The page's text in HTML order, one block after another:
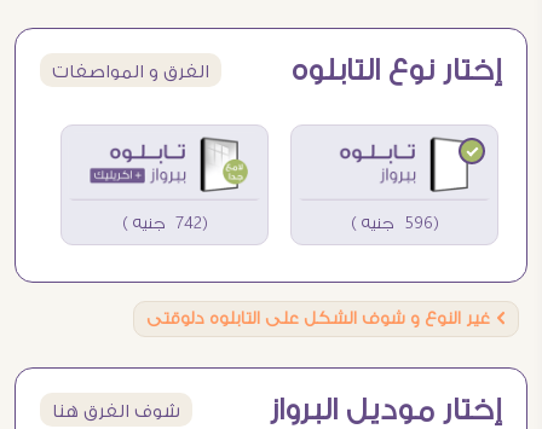
إختار نوع التابلوه الفرق و المواصفات
(596 جنيه ) (742 جنيه )
Ö غير النوع و شوف الشكل على التابلوه دلوقتى
إختار موديل البرواز شوف الفرق هنا